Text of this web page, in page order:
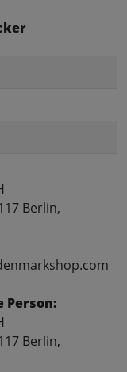
Berlin,
Person:
Berlin,